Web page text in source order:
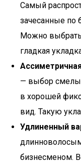
Самый
зачесанные по
Можно выбрать
гладкая
— выбор
в хорошей
вид. Такую
Удлиненный
бизнесменом.